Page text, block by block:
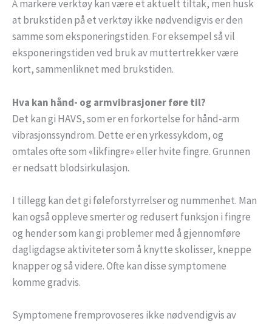
Å markere verktøy kan være et aktuelt tiltak, men husk
at brukstiden på et verktøy ikke nødvendigvis er den
samme som eksponeringstiden. For eksempel så vil
eksponeringstiden ved bruk av muttertrekker være
kort, sammenliknet med brukstiden.
Hva kan hånd- og armvibrasjoner føre til?
Det kan gi HAVS, som er en forkortelse for hånd-arm
vibrasjonssyndrom. Dette er en yrkessykdom, og
omtales ofte som «likfingre» eller hvite fingre. Grunnen
er nedsatt blodsirkulasjon.
I tillegg kan det gi føleforstyrrelser og nummenhet. Man
kan også oppleve smerter og redusert funksjon i fingre
og hender som kan gi problemer med å gjennomføre
dagligdagse aktiviteter som å knytte skolisser, kneppe
knapper og så videre. Ofte kan disse symptomene
komme gradvis.
Symptomene fremprovoseres ikke nødvendigvis av